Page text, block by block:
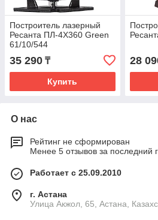
Построитель лазерный
Ресанта ПЛ-4Х360 Green
61/10/544
35 290 ₸
Купить
28
О нас
Рейтинг не сформирован
Менее 5 отзывов за последний
Работает с 25.09.2010
г. Астана
Улица Акжол, 65, Астана,